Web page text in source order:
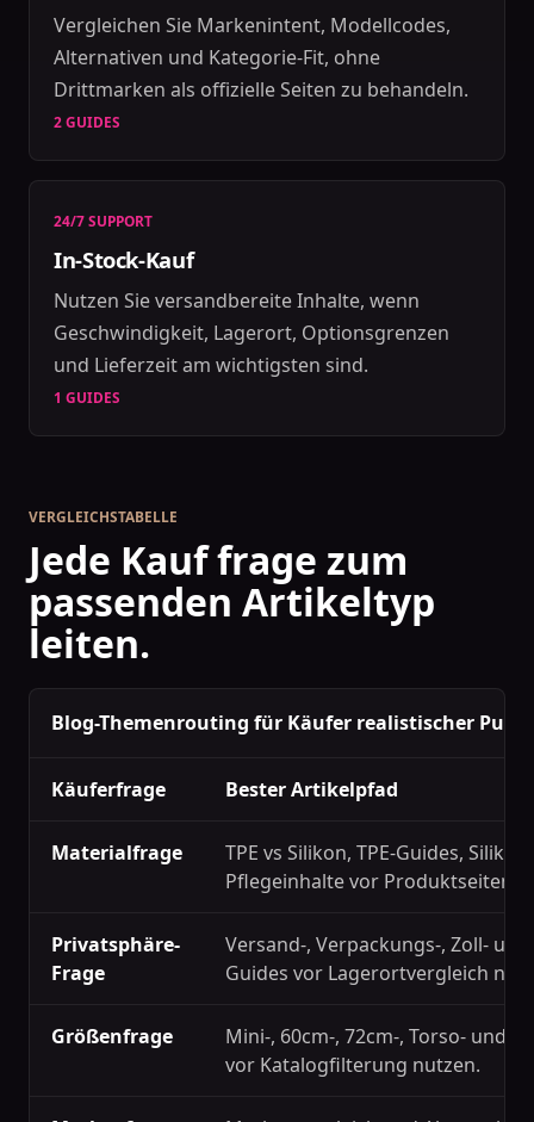
Vergleichen Sie Markenintent, Modellcodes,
Alternativen und Kategorie-Fit, ohne
Drittmarken als offizielle Seiten zu behandeln.
2 GUIDES
24/7 SUPPORT
In-Stock-Kauf
Nutzen Sie versandbereite Inhalte, wenn
Geschwindigkeit, Lagerort, Optionsgrenzen
und Lieferzeit am wichtigsten sind.
1 GUIDES
VERGLEICHSTABELLE
Jede Kauf frage zum
passenden Artikeltyp
leiten.
Blog-Themenrouting für Käufer realistischer
Käuferfrage Bester Artikelpfad
Materialfrage
TPE vs Silikon, TPE-Guides,
Pflegeinhalte vor Produktseiten
Privatsphäre-
Frage
Versand-, Verpackungs-, Zoll-
Guides vor Lagerortvergleich
Größenfrage
Mini-, 60cm-, 72cm-, Torso- und
vor Katalogfilterung nutzen.